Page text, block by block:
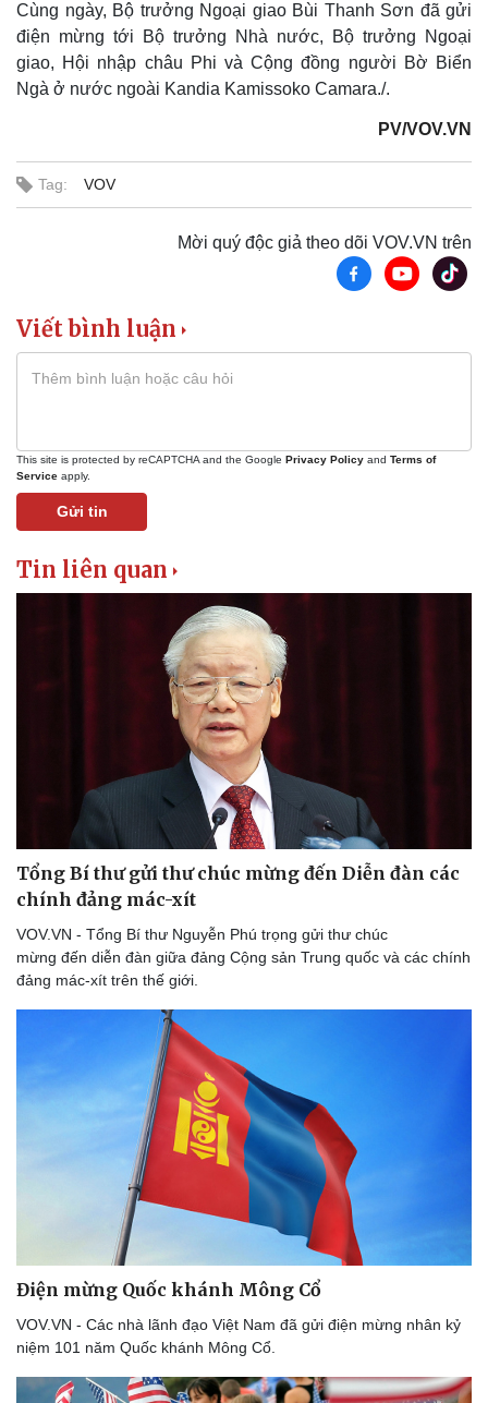
Thế giới
Quan sát
Cuộc sống đó đây
Cùng ngày, Bộ trưởng Ngoại giao Bùi Thanh Sơn đã gửi
điện mừng tới Bộ trưởng Nhà nước, Bộ trưởng Ngoại
giao, Hội nhập châu Phi và Cộng đồng người Bờ Biển
Ngà ở nước ngoài Kandia Kamissoko Camara./.
PV/VOV.VN
Tag: VOV
Mời quý độc giả theo dõi VOV.VN trên
Viết bình luận
This site is protected by reCAPTCHA and the Google Privacy Policy and Terms of
Service apply.
Gửi tin
Tin liên quan
Tổng Bí thư gửi thư chúc mừng đến Diễn đàn các
chính đảng mác-xít
VOV.VN - Tổng Bí thư Nguyễn Phú trọng gửi thư chúc
mừng đến diễn đàn giữa đảng Cộng sản Trung quốc và các chính
đảng mác-xít trên thế giới.
Điện mừng Quốc khánh Mông Cổ
VOV.VN - Các nhà lãnh đạo Việt Nam đã gửi điện mừng nhân kỷ
niệm 101 năm Quốc khánh Mông Cổ.